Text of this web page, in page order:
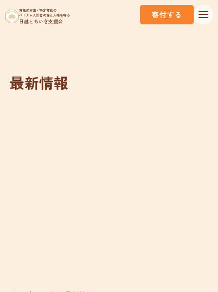
技能実習生・特定技能の
ベトナム人若者の命と人権を守る
日越ともいき支援会
寄付する
最新情報